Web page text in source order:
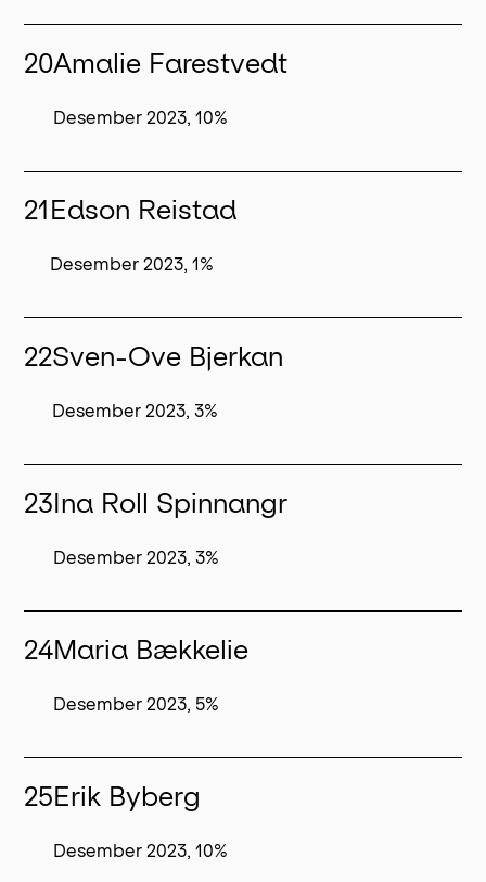
20Amalie Farestvedt
Desember 2023, 10%
21Edson Reistad
Desember 2023, 1%
22Sven-Ove Bjerkan
Desember 2023, 3%
23Ina Roll Spinnangr
Desember 2023, 3%
24Maria Bækkelie
Desember 2023, 5%
25Erik Byberg
Desember 2023, 10%